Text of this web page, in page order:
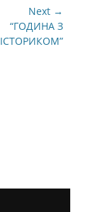
Next →
“ГОДИНА З
ІСТОРИКОМ”